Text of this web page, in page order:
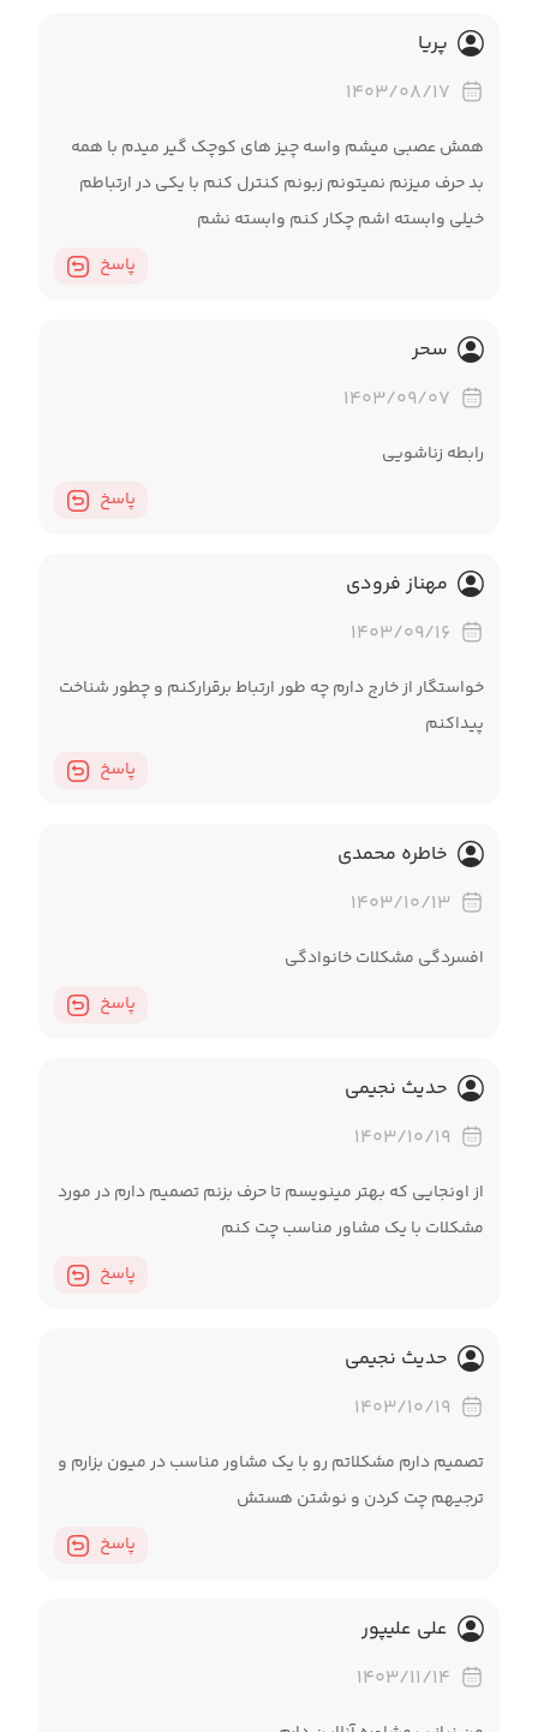
پریا
۱۴۰۳/۰۸/۱۷
همش عصبی میشم واسه چیز های کوچک گیر میدم با همه
بد حرف میزنم نمیتونم زبونم کنترل کنم با یکی در ارتباطم
خیلی وابسته اشم چکار کنم وابسته نشم
پاسخ
سحر
۱۴۰۳/۰۹/۰۷
رابطه زناشویی
پاسخ
مهناز فرودی
۱۴۰۳/۰۹/۱۶
خواستگار از خارج دارم چه طور ارتباط برقرارکنم و چطور شناخت
پیداکنم
پاسخ
خاطره محمدی
۱۴۰۳/۱۰/۱۳
افسردگی مشکلات خانوادگی
پاسخ
حدیث نجیمی
۱۴۰۳/۱۰/۱۹
از اونجایی که بهتر مینویسم تا حرف بزنم تصمیم دارم در مورد
مشکلات با یک مشاور مناسب چت کنم
پاسخ
حدیث نجیمی
۱۴۰۳/۱۰/۱۹
تصمیم دارم مشکلاتم رو با یک مشاور مناسب در میون بزارم و
ترجیهم چت کردن و نوشتن هستش
پاسخ
علی علیپور
۱۴۰۳/۱۱/۱۴